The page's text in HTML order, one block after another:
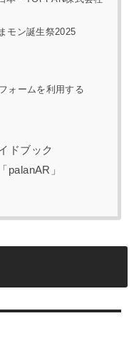
モン誕生祭2025
ォームを利用する
ドブック
palanAR」